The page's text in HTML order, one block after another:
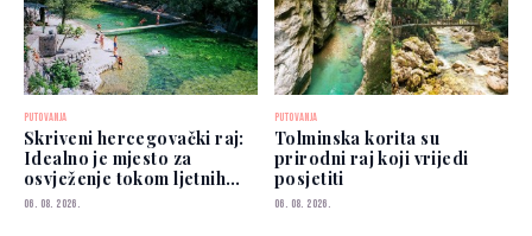
PUTOVANJA
Skriveni hercegovački raj:
Idealno je mjesto za
osvježenje tokom ljetnih
vrućina
06. 08. 2026.
PUTOVANJA
Tolminska korita su
prirodni raj koji vrijedi
posjetiti
06. 08. 2026.